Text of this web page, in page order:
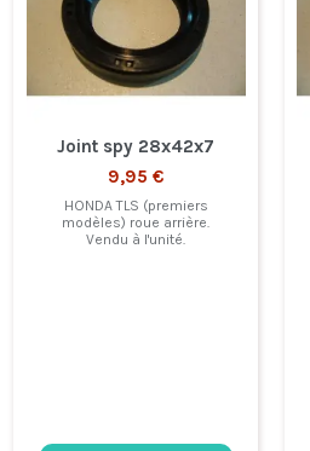
Joint spy 28x42x7
9,95 €
HONDA TLS (premiers
modèles) roue arrière.
Vendu à l'unité.